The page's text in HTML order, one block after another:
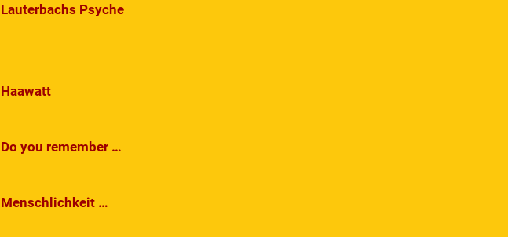
Lauterbachs Psyche
Haawatt
Do you remember …
Menschlichkeit …